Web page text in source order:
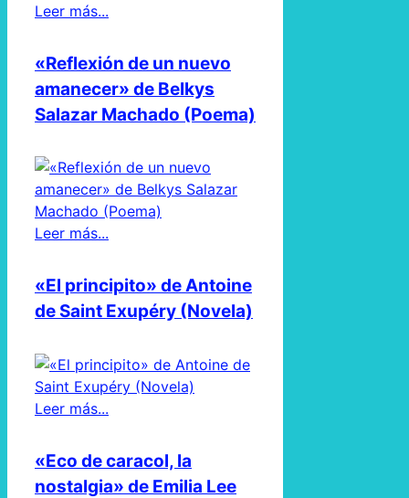
Leer más...
«Reflexión de un nuevo
amanecer» de Belkys
Salazar Machado (Poema)
Leer más...
«El principito» de Antoine
de Saint Exupéry (Novela)
Leer más...
«Eco de caracol, la
nostalgia» de Emilia Lee